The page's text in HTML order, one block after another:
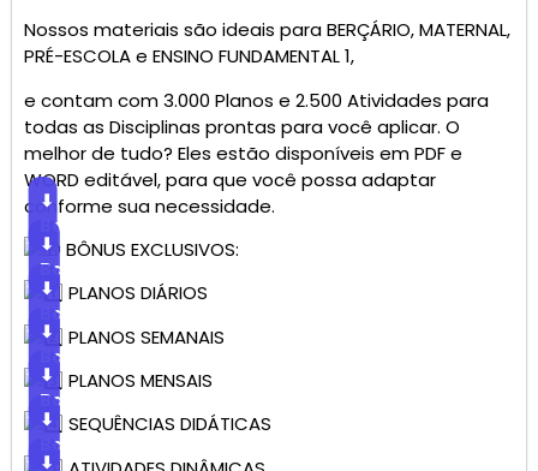
Nossos materiais são ideais para BERÇÁRIO, MATERNAL,
PRÉ-ESCOLA e ENSINO FUNDAMENTAL 1,
e contam com 3.000 Planos e 2.500 Atividades para
todas as Disciplinas prontas para você aplicar. O
melhor de tudo? Eles estão disponíveis em PDF e
WORD editável, para que você possa adaptar
conforme sua necessidade.
⬇
Baixar
BÔNUS EXCLUSIVOS:
⬇
Baixar
PLANOS DIÁRIOS
⬇
Baixar
PLANOS SEMANAIS
⬇
Baixar
PLANOS MENSAIS
⬇
Baixar
SEQUÊNCIAS DIDÁTICAS
⬇
Baixar
⬇